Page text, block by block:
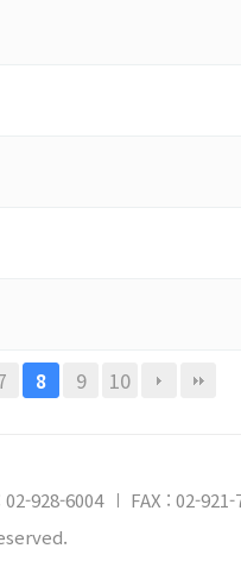
8 9 10
02-928-6004
FAX : 02-921-